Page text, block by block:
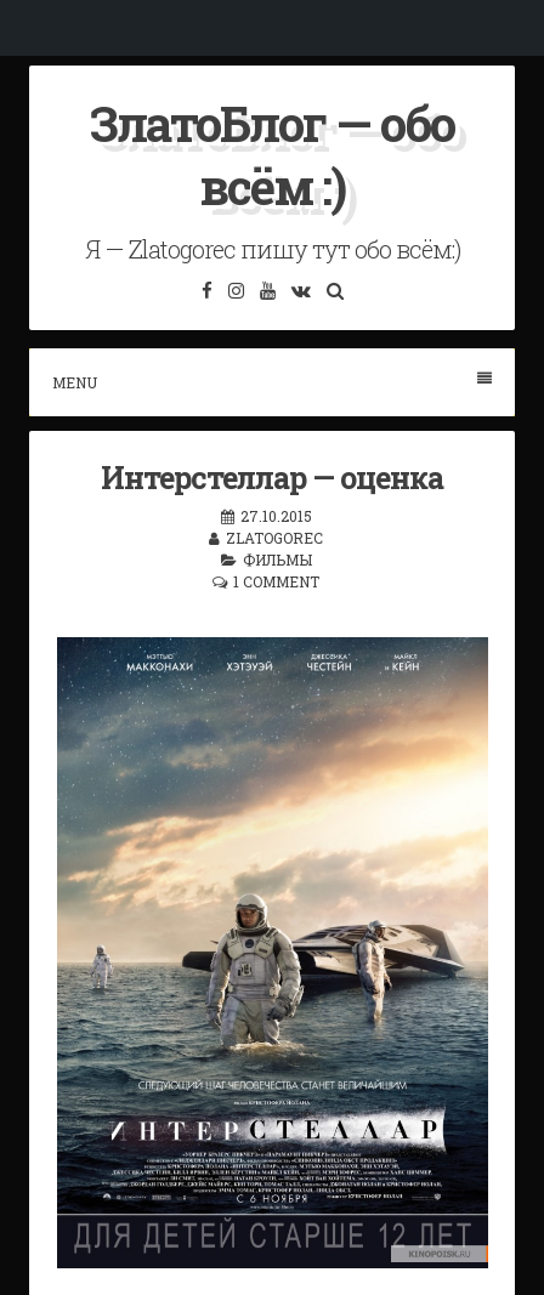
contentЗлатоБлог — обо
всём :)
Я — Zlatogorec пишу тут обо всём:)
Facebook
Instagram
YouTube
VK
MENU
Интерстеллар — оценка
27.10.2015
ZLATOGOREC
ФИЛЬМЫ
1 COMMENT